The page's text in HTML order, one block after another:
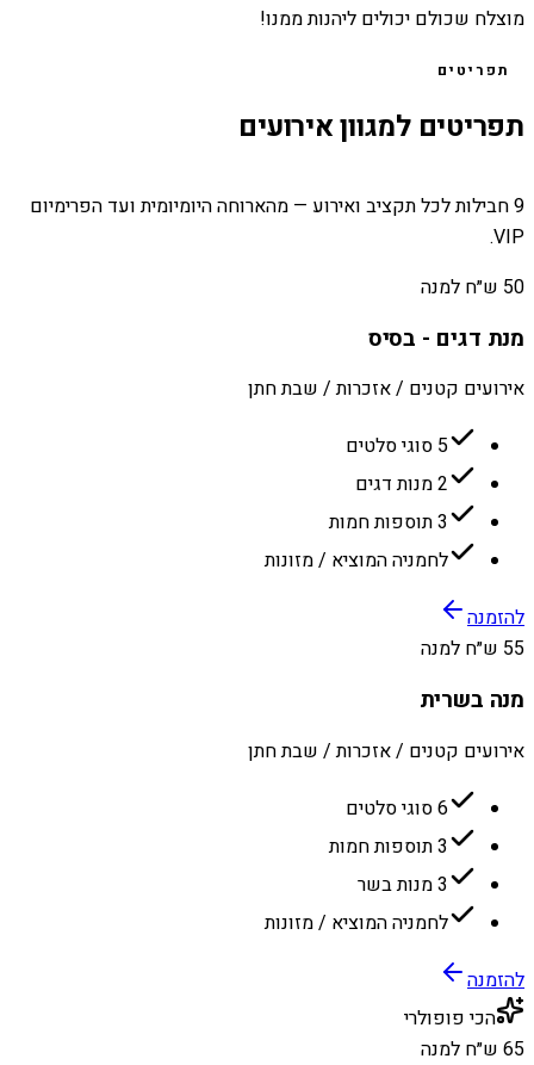
מוצלח שכולם יכולים ליהנות ממנו!
תפריטים
תפריטים למגוון אירועים
9 חבילות לכל תקציב ואירוע — מהארוחה היומיומית ועד הפרימיום
VIP.
50 ש״ח למנה
מנת דגים - בסיס
אירועים קטנים / אזכרות / שבת חתן
5 סוגי סלטים
2 מנות דגים
3 תוספות חמות
לחמניה המוציא / מזונות
להזמנה
55 ש״ח למנה
מנה בשרית
אירועים קטנים / אזכרות / שבת חתן
6 סוגי סלטים
3 תוספות חמות
3 מנות בשר
לחמניה המוציא / מזונות
להזמנה
הכי פופולרי
65 ש״ח למנה